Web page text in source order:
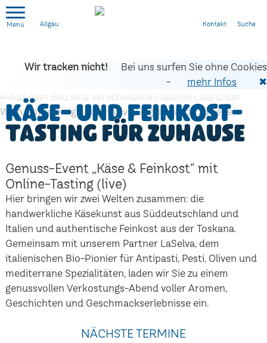
Allgäu
Wir tracken nicht!
Bei uns surfen Sie ohne Cookies
-
mehr Infos ✖
Käse- und Feinkost-
Tasting für zuhause
Genuss-Event „Käse & Feinkost“ mit
Online-Tasting (live)
Hier bringen wir zwei Welten zusammen: die
handwerkliche Käsekunst aus Süddeutschland und
Italien und authentische Feinkost aus der Toskana.
Gemeinsam mit unserem Partner LaSelva, dem
italienischen Bio-Pionier für Antipasti, Pesti, Oliven und
mediterrane Spezialitäten, laden wir Sie zu einem
genussvollen Verkostungs-Abend voller Aromen,
Geschichten und Geschmackserlebnisse ein.
NÄCHSTE TERMINE